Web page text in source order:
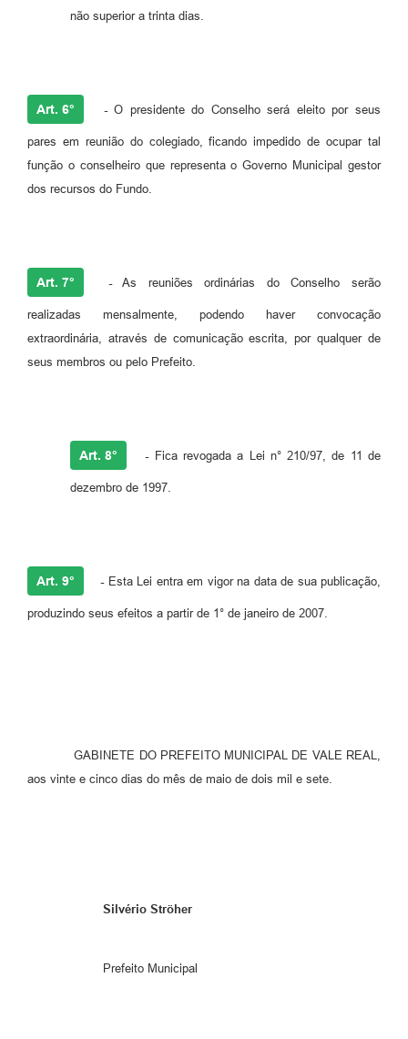
não superior a trinta dias.
Art. 6° -O presidente do Conselho será eleito por seus
pares em reunião do colegiado, ficando impedido de ocupar tal
função o conselheiro que representa o Governo Municipal gestor
dos recursos do Fundo.
Art. 7° -As reuniões ordinárias do Conselho serão
realizadas mensalmente, podendo haver convocação
extraordinária, através de comunicação escrita, por qualquer de
seus membros ou pelo Prefeito.
Art. 8° -Fica revogada a Lei n° 210/97, de 11 de
dezembro de 1997.
Art. 9° -Esta Lei entra em vigor na data de sua publicação,
produzindo seus efeitos a partir de 1° de janeiro de 2007.
GABINETE DO PREFEITO MUNICIPAL DE VALE REAL,
aos vinte e cinco dias do mês de maio de dois mil e sete.
Silvério Ströher
Prefeito Municipal